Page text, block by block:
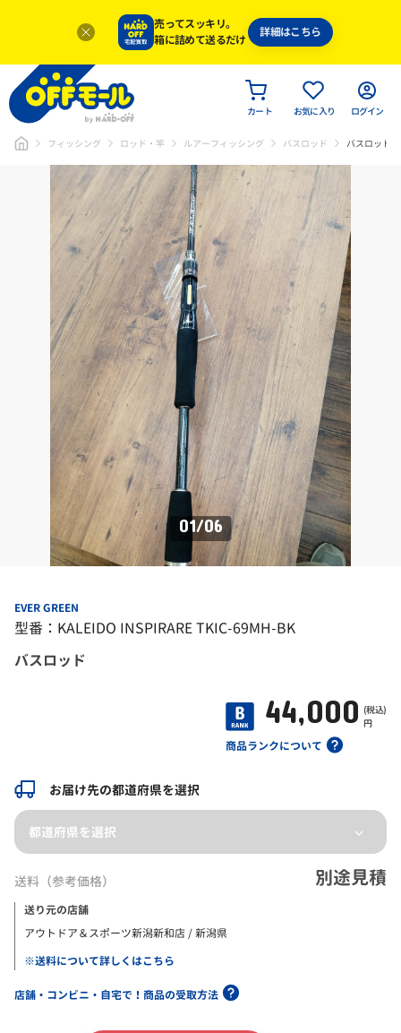
売ってスッキリ。
箱に詰めて送るだけ
詳細はこちら
カート お気に入り ログイン
フィッシング ロッド・竿 ルアーフィッシング バスロッド バスロッド
01/06
EVER GREEN
型番：KALEIDO INSPIRARE TKIC-69MH-BK
バスロッド
商品ランクについて
44,000 (税込)
円
お届け先の都道府県を選択
都道府県を選択
送料（参考価格） 別途見積
送り元の店舗
アウトドア＆スポーツ新潟新和店 / 新潟県
※送料について詳しくはこちら
店舗・コンビニ・自宅で！商品の受取方法